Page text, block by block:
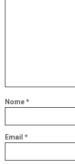
Nome*
Email *